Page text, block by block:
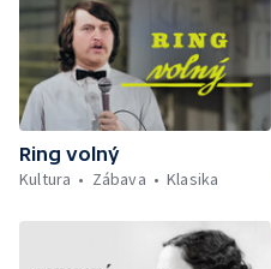
Ring volný
Kultura
Zábava Klasika